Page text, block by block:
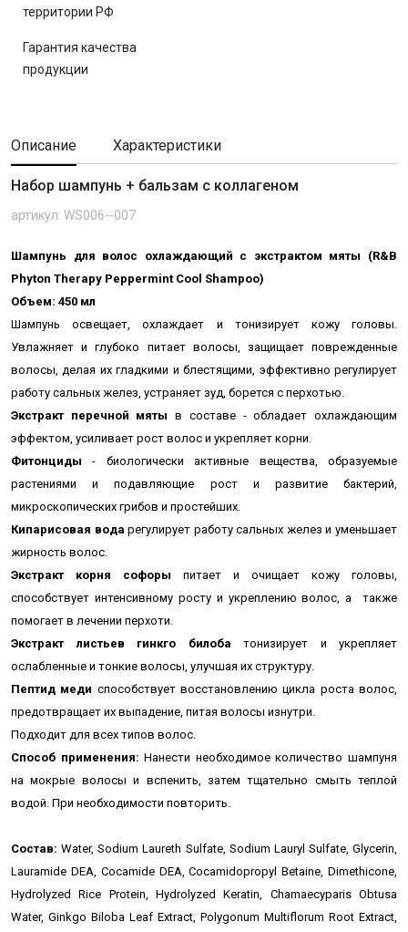
территории РФ
Гарантия качества
продукции
Описание Характеристики
Набор шампунь + бальзам с коллагеном
артикул: WS006--007
Шампунь для волос охлаждающий с экстрактом мяты (R&B
Phyton Therapy Peppermint Cool Shampoo)
Объем: 450 мл
Шампунь освещает, охлаждает и тонизирует кожу головы.
Увлажняет и глубоко питает волосы, защищает поврежденные
волосы, делая их гладкими и блестящими, эффективно регулирует
работу сальных желез, устраняет зуд, борется с перхотью.
Экстракт перечной мяты в составе - обладает охлаждающим
эффектом, усиливает рост волос и укрепляет корни.
Фитонциды - биологически активные вещества, образуемые
растениями и подавляющие рост и развитие бактерий,
микроскопических грибов и простейших.
Кипарисовая вода регулирует работу сальных желез и уменьшает
жирность волос.
Экстракт корня софоры питает и очищает кожу головы,
способствует интенсивному росту и укреплению волос, а также
помогает в лечении перхоти.
Экстракт листьев гинкго билоба тонизирует и укрепляет
ослабленные и тонкие волосы, улучшая их структуру.
Пептид меди способствует восстановлению цикла роста волос,
предотвращает их выпадение, питая волосы изнутри.
Подходит для всех типов волос.
Способ применения: Нанести необходимое количество шампуня
на мокрые волосы и вспенить, затем тщательно смыть теплой
водой. При необходимости повторить.
Cocтав: Water, Sodium Laureth Sulfate, Sodium Lauryl Sulfate, Glycerin,
Lauramide DEA, Cocamide DEA, Cocamidopropyl Betaine, Dimethicone,
Hydrolyzed Rice Protein, Hydrolyzed Keratin, Chamaecyparis Obtusa
Water, Ginkgo Biloba Leaf Extract, Polygonum Multiflorum Root Extract,